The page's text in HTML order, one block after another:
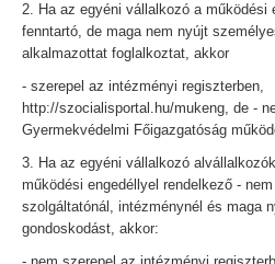
2. Ha az egyéni vállalkozó a működési
fenntartó, de maga nem nyújt
alkalmazottat foglalkoztat, akkor
- szerepel az intézményi regiszterben,
http://szocialisportal.hu/mukeng, de -
Gyermekvédelmi Főigazgatóság
3. Ha az egyéni vállalkozó
működési engedéllyel rendelkező -
szolgáltatónál, intézménynél és maga
gondoskodást, akkor: